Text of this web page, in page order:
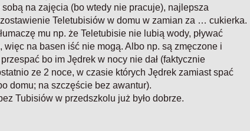
sobą na zajęcia (bo wtedy nie pracuje), najlepsza
Teletubisiów w domu w zamian za … cukierka.
mu np. że Teletubisie nie lubią wody, pływać
więc na basen iść nie mogą. Albo np. są zmęczone i
bo im Jędrek w nocy nie dał (faktycznie
ze 2 noce, w czasie których Jędrek zamiast spać
domu; na szczęście bez awantur).
Tubisiów w przedszkolu już było dobrze.